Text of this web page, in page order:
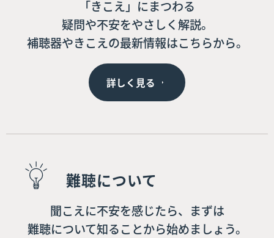
「きこえ」にまつわる
疑問や不安をやさしく解説。
補聴器やきこえの最新情報はこちらから。
詳しく見る
難聴について
聞こえに不安を感じたら、まずは
難聴について知ることから始めましょう。